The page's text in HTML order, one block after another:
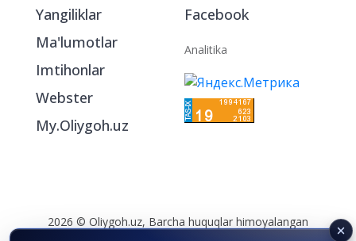
Yangiliklar
Ma'lumotlar
Imtihonlar
Webster
My.Oliygoh.uz
Facebook
Analitika
2026 © Oliygoh.uz, Barcha huquqlar himoyalangan